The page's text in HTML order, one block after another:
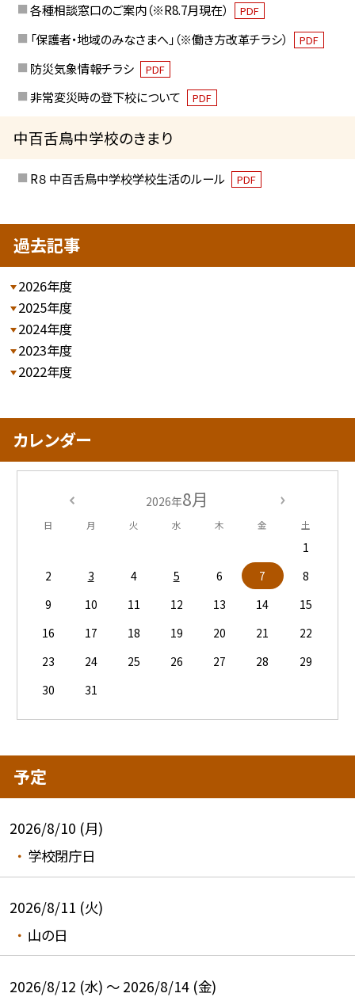
各種相談窓口のご案内（※R8.7月現在） PDF
「保護者・地域のみなさまへ」（※働き方改革チラシ） PDF
防災気象情報チラシ PDF
非常変災時の登下校について PDF
中百舌鳥中学校のきまり
R８ 中百舌鳥中学校学校生活のルール PDF
過去記事
2026年度
2025年度
2024年度
2023年度
2022年度
カレンダー
2026年8月
日 月 火 水 木 金 土
1
2
3 4 5 6 7
8
9
10 11 12 13 14
15
16
17 18 19 20 21
22
23
24 25 26 27 28
29
30
31
予定
2026/8/10 (月)
学校閉庁日
2026/8/11 (火)
山の日
2026/8/12 (水) ～ 2026/8/14 (金)